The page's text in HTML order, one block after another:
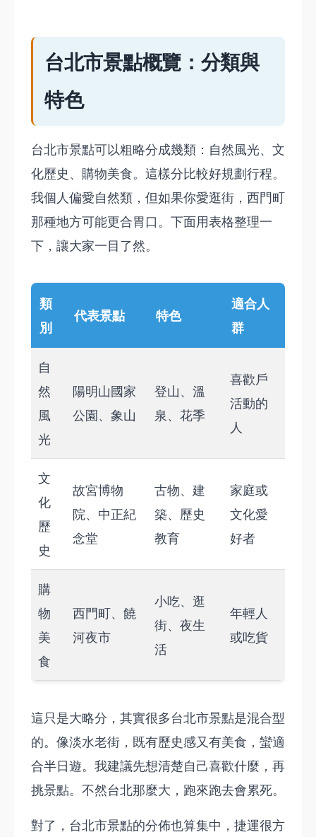
台北市景點概覽：分類與
特色
台北市景點可以粗略分成幾類：自然風光、文
化歷史、購物美食。這樣分比較好規劃行程。
我個人偏愛自然類，但如果你愛逛街，西門町
那種地方可能更合胃口。下面用表格整理一
下，讓大家一目了然。
類
別
代表景點 特色
適合人
群
自
然
風
光
陽明山國家
公園、象山
登山、溫
泉、花季
喜歡戶
活動的
人
文
化
歷
史
故宮博物
院、中正紀
念堂
古物、建
築、歷史
教育
家庭或
文化愛
好者
購
物
美
食
西門町、饒
河夜市
小吃、逛
街、夜生
活
年輕人
或吃貨
這只是大略分，其實很多台北市景點是混合型
的。像淡水老街，既有歷史感又有美食，蠻適
合半日遊。我建議先想清楚自己喜歡什麼，再
挑景點。不然台北那麼大，跑來跑去會累死。
對了，台北市景點的分佈也算集中，捷運很方